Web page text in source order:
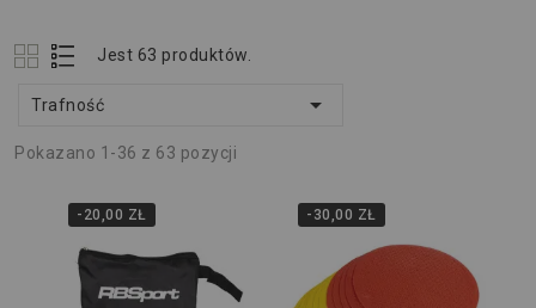
Jest 63 produktów.
Trafność 
Pokazano 1-36 z 63 pozycji
-20,00 ZŁ -30,00 ZŁ